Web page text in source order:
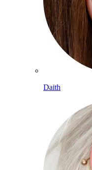
Daith